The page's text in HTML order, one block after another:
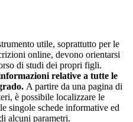
utile, soprattutto per le
online, devono orientarsi
di studi dei propri figli.
relative a tutte le
A partire da una pagina di
è possibile localizzare le
singole schede informative ed
alcuni parametri.